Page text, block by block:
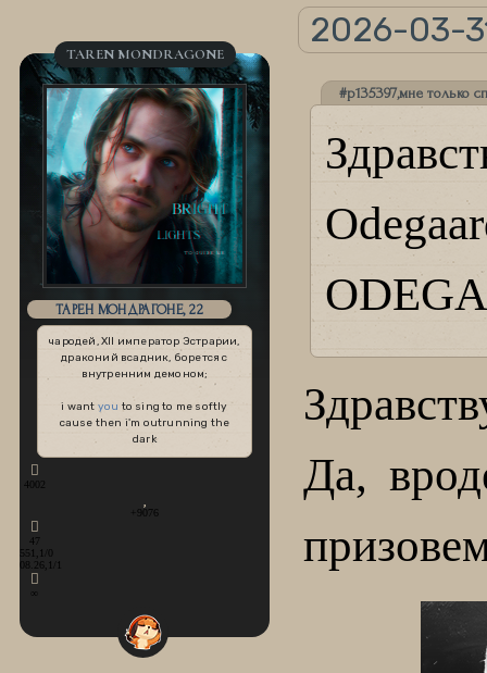
2026-03-
TAREN MONDRAGONE
ТАРЕН МОНДРАГОНЕ, 22
чародей, XII император Эстрарии,
драконий всадник, борется с
внутренним демоном;
i want you to sing to me softly
cause then i'm outrunning the
dark
4002
+9076
47
551,1/0
08.26,1/1
∞
#p135397,мне только
Да,